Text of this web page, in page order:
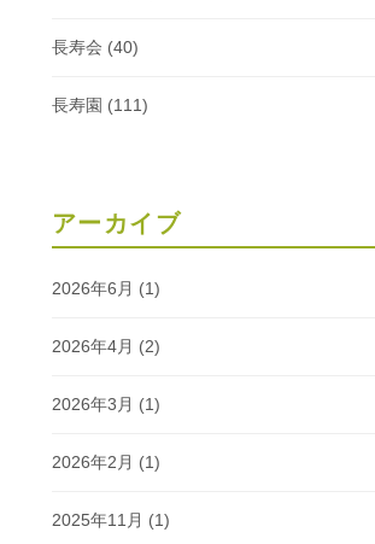
長寿会 (40)
長寿園 (111)
アーカイブ
2026年6月 (1)
2026年4月 (2)
2026年3月 (1)
2026年2月 (1)
2025年11月 (1)